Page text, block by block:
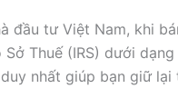
đầu tư Việt Nam, khi
Sở Thuế (IRS) dưới
nhất giúp bạn giữ